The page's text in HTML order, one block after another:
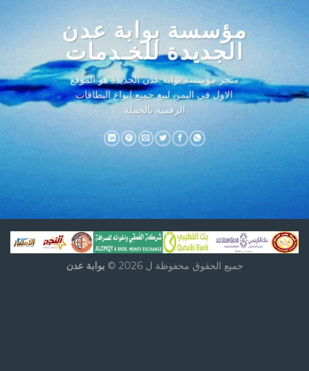
مؤسسة بوابة عدن
الجديدة للخـدمات
متجر مؤسسة بوابة عدن الجديدة هو الموقع
الاول في اليمن لبيع جميع انواع البطاقات
الرقمية بالجملة
جميع الحقوق محفوظة ل 2026 © بوابة عدن